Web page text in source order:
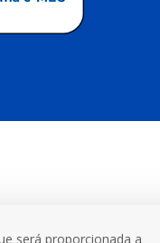
será proporcionada a